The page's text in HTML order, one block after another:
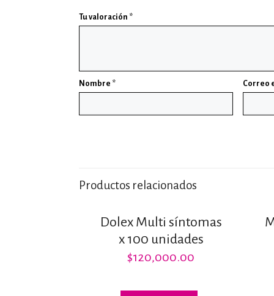
Tu valoración *
Nombre * Correo
Productos relacionados
Dolex Multi síntomas
x 100 unidades
$120,000.00